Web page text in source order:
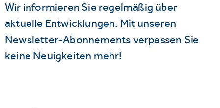
Wir informieren Sie regelmäßig über
aktuelle Entwicklungen. Mit unseren
Newsletter-Abonnements verpassen Sie
keine Neuigkeiten mehr!